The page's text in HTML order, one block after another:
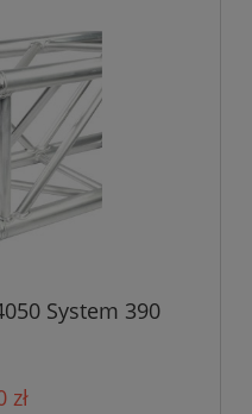
System 390
zł